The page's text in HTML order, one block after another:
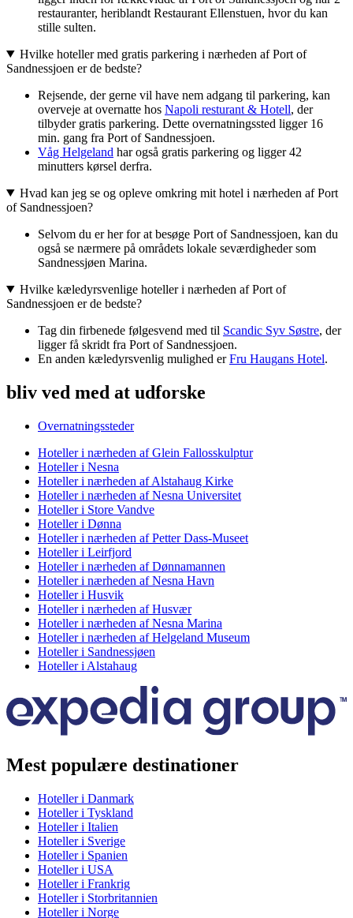
restauranter, heriblandt Restaurant Ellenstuen, hvor du kan
stille sulten.
Hvilke hoteller med gratis parkering i nærheden af Port of
Sandnessjoen er de bedste?
Rejsende, der gerne vil have nem adgang til parkering, kan
overveje at overnatte hos Napoli resturant & Hotell, der
tilbyder gratis parkering. Dette overnatningssted ligger 16
min. gang fra Port of Sandnessjoen.
Våg Helgeland har også gratis parkering og ligger 42
minutters kørsel derfra.
Hvad kan jeg se og opleve omkring mit hotel i nærheden af Port
of Sandnessjoen?
Selvom du er her for at besøge Port of Sandnessjoen, kan du
også se nærmere på områdets lokale seværdigheder som
Sandnessjøen Marina.
Hvilke kæledyrsvenlige hoteller i nærheden af Port of
Sandnessjoen er de bedste?
Tag din firbenede følgesvend med til Scandic Syv Søstre, der
ligger få skridt fra Port of Sandnessjoen.
En anden kæledyrsvenlig mulighed erFru Haugans Hotel.
bliv ved med at udforske
Overnatningssteder
Hoteller i nærheden af Glein Fallosskulptur
Hoteller i Nesna
Hoteller i nærheden af Alstahaug Kirke
Hoteller i nærheden af Nesna Universitet
Hoteller i Store Vandve
Hoteller i Dønna
Hoteller i nærheden af Petter Dass-Museet
Hoteller i Leirfjord
Hoteller i nærheden af Dønnamannen
Hoteller i nærheden af Nesna Havn
Hoteller i Husvik
Hoteller i nærheden af Husvær
Hoteller i nærheden af Nesna Marina
Hoteller i nærheden af Helgeland Museum
Hoteller i Sandnessjøen
Hoteller i Alstahaug
Mest populære destinationer
Hoteller i Danmark
Hoteller i Tyskland
Hoteller i Italien
Hoteller i Sverige
Hoteller i Spanien
Hoteller i USA
Hoteller i Frankrig
Hoteller i Storbritannien
Hoteller i Norge